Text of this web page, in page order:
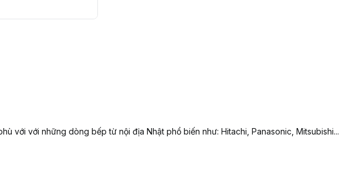
với với những dòng bếp từ nội địa Nhật phổ biến như: Hitachi, Panasonic, Mitsubishi...